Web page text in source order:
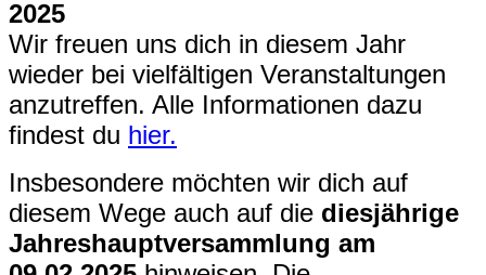
2025
Wir freuen uns dich in diesem Jahr
wieder bei vielfältigen Veranstaltungen
anzutreffen. Alle Informationen dazu
findest du hier.
Insbesondere möchten wir dich auf
diesem Wege auch auf die diesjährige
Jahreshauptversammlung am